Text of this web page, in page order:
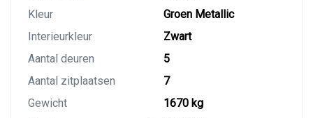
Kleur
Groen Metallic
Interieurkleur
Zwart
Aantal deuren
5
Aantal zitplaatsen
7
Gewicht
1670 kg